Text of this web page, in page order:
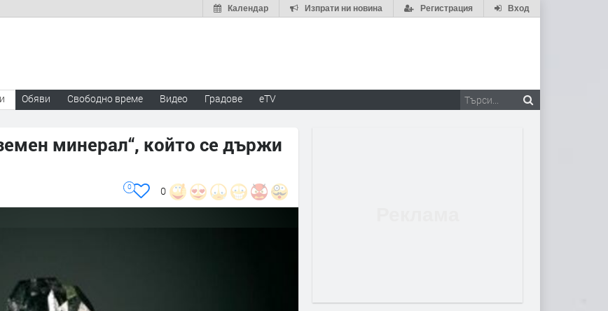
Вход
Регистрация
Изпрати ни новина
Календар
Обяви Свободно време Видео Градове eTV
минерал“, който се държи
0
0